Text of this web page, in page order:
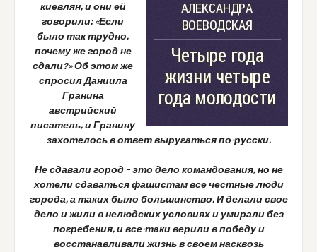
киевлян, и они ей
говорили: «Если
было так трудно,
почему же город не
сдали?» Об этом же
спросил Даниила
Гранина
австрийский
писатель, и Гранину
захотелось в ответ выругаться по-русски.
Не сдавали город – это дело командования, но не
хотели сдаваться фашистам все честные люди
города, а таких было большинство. И делали свое
дело и жили в нелюдских условиях и умирали без
погребения, и все-таки верили в победу и
восстанавливали жизнь в своем насквозь